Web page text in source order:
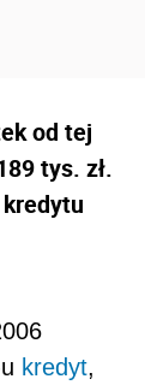
od tej
tys. zł.
kredyt,